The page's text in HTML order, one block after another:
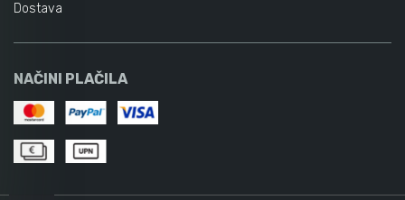
Dostava
NAČINI PLAČILA